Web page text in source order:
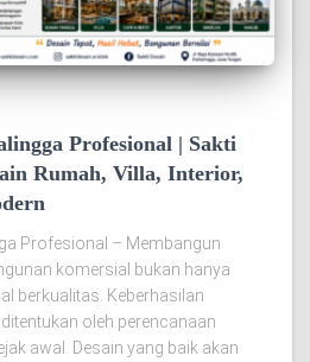
Profesional | Sakti
Rumah, Villa, Interior,
Profesional – Membangun
komersial bukan hanya
berkualitas. Keberhasilan
oleh perencanaan
awal. Desain yang baik akan